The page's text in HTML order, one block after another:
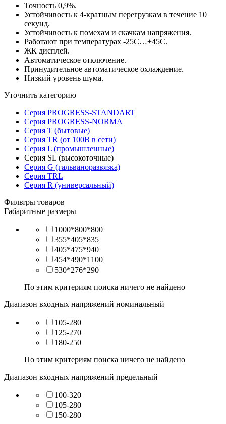
Точность 0,9%.
Устойчивость к 4-кратным перегрузкам в течение 10
секунд.
Устойчивость к помехам и скачкам напряжения.
Работают при температурах -25С…+45С.
ЖК дисплей.
Автоматическое отключение.
Принудительное автоматическое охлаждение.
Низкий уровень шума.
Уточнить категорию
Серия PROGRESS-STANDART
Серия PROGRESS-NORMA
Серия T (бытовые)
Серия TR (от 100В в сети)
Серия L (промышленные)
Серия SL (высокоточные)
Серия G (гальваноразвязка)
Серия TRL
Серия R (универсальный)
Фильтры товаров
Габаритные размеры
1000*800*800
355*405*835
405*475*940
454*490*1100
530*276*290
По этим критериям поиска ничего не найдено
Диапазон входных напряжений номинальный
105-280
125-270
180-250
По этим критериям поиска ничего не найдено
Диапазон входных напряжений предельный
100-320
105-280
150-280